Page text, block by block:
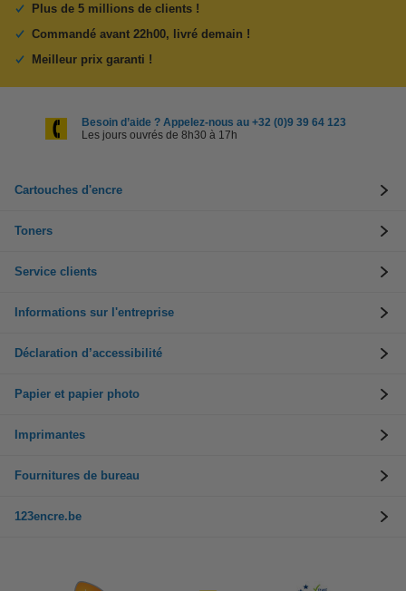
Plus de 5 millions de clients !
Commandé avant 22h00, livré demain !
Meilleur prix garanti !
Besoin d’aide ? Appelez-nous au +32 (0)9 39 64 123
Les jours ouvrés de 8h30 à 17h
Cartouches d'encre
Toners
Service clients
Informations sur l'entreprise
Déclaration d’accessibilité
Papier et papier photo
Imprimantes
Fournitures de bureau
123encre.be